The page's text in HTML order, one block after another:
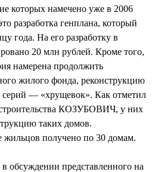
которых намечено уже в 2006
разработка генплана, который
года. На его разработку в
20 млн рублей. Кроме того,
намерена продолжить
жилого фонда, реконструкцию
— «хрущевок». Как отметил
строительства КОЗУБОВИЧ, у них
таких домов.
жильцов получено по 30 домам.
обсуждении представленного на